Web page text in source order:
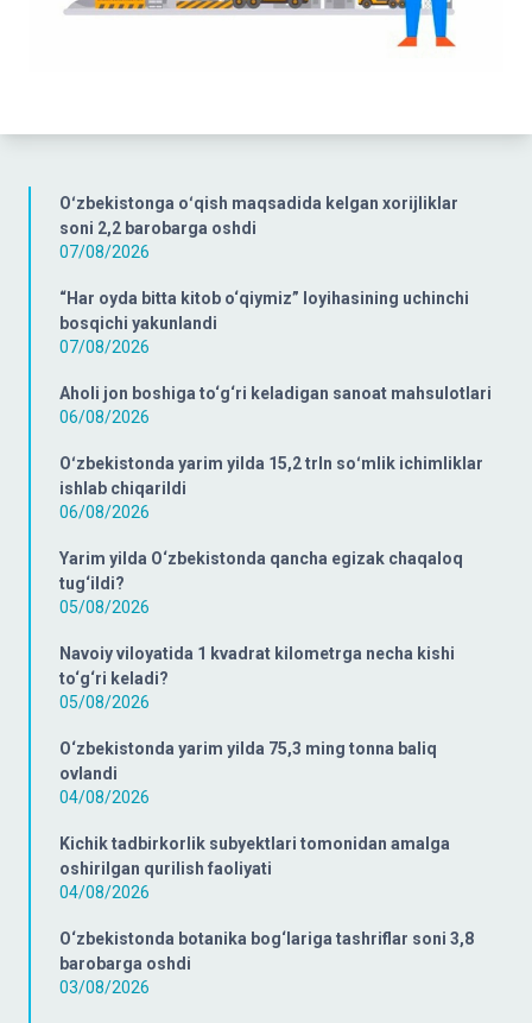
Oʻzbekistonga oʻqish maqsadida kelgan xorijliklar
soni 2,2 barobarga oshdi
07/08/2026
“Har oyda bitta kitob o‘qiymiz” loyihasining uchinchi
bosqichi yakunlandi
07/08/2026
Aholi jon boshiga to‘g‘ri keladigan sanoat mahsulotlari
06/08/2026
Oʻzbekistonda yarim yilda 15,2 trln soʻmlik ichimliklar
ishlab chiqarildi
06/08/2026
Yarim yilda O‘zbekistonda qancha egizak chaqaloq
tug‘ildi?
05/08/2026
Navoiy viloyatida 1 kvadrat kilometrga necha kishi
to‘g‘ri keladi?
05/08/2026
O‘zbekistonda yarim yilda 75,3 ming tonna baliq
ovlandi
04/08/2026
Kichik tadbirkorlik subyektlari tomonidan amalga
oshirilgan qurilish faoliyati
04/08/2026
O‘zbekistonda botanika bog‘lariga tashriflar soni 3,8
barobarga oshdi
03/08/2026